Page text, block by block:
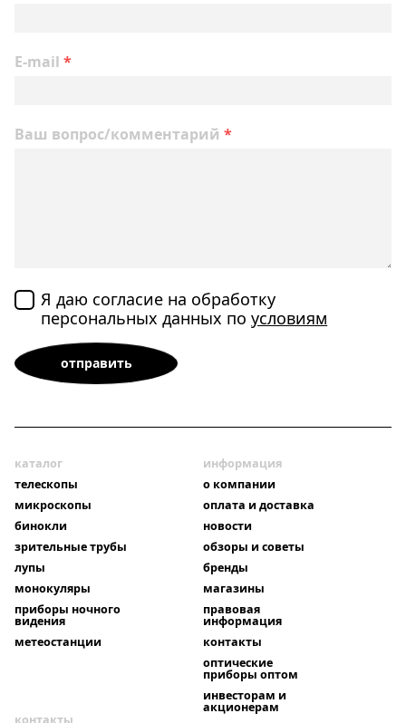
E-mail *
Ваш вопрос/комментарий *
Я даю согласие на обработку
персональных данных поусловиям
каталог
телескопы
микроскопы
бинокли
зрительные трубы
лупы
монокуляры
приборы ночного
видения
метеостанции
информация
о компании
оплата и доставка
новости
обзоры и советы
бренды
магазины
правовая
информация
контакты
оптические
приборы оптом
инвесторам и
акционерам
контакты